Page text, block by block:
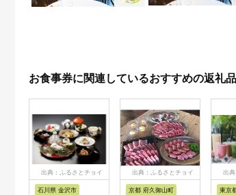
お食事券に関連しているおすすめの返礼品
出典：ふるさとチョイ
石川県 金沢市
出典：ふるさとチョイ
京都 府久御山町
出
東京